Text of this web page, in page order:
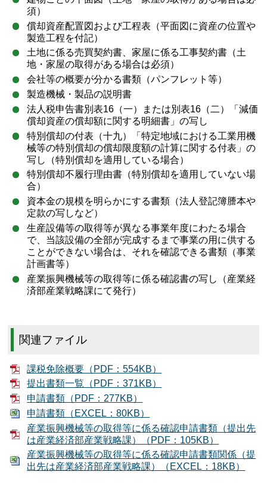
須）
償却資産配置図および工程表（平面図に資産の位置や
製造工程を付記）
土地に係る売買契約書、家屋に係る工事契約書（土
地・家屋の取得がある場合は必須）
会社等の概要が分かる書類（パンフレット等）
製造機械・製品の説明書
法人税申告書別表16（一）または別表16（二）「減価
償却資産の償却額に関する明細書」の写し
特別償却の付表（十九）「特定地域における工業用機
械等の特別償却の償却限度額の計算に関する付表」の
写し（特別償却を適用している場合）
特別償却不履行理由書（特別償却を適用していない場
合）
資本金の規模を明らかにする書類（法人登記簿謄本や
定款の写しなど）
生産設備等の取得等が異なる事業年度にわたる場合
で、当該設備の全部が完成するまで事業の用に供する
ことができない場合は、それを確認できる書類（事業
計画書等）
産業振興機械等の取得等に係る確認書の写し（産業経
済部産業戦略課にて発行）
関連ファイル
課税免除概要（PDF：554KB）
提出書類一覧（PDF：371KB）
申請書類（PDF：277KB）
申請書類（EXCEL：80KB）
産業振興機械等の取得等に係る確認申請書類（提出先
は産業経済部産業戦略課）（PDF：105KB）
産業振興機械等の取得等に係る確認申請書類関係（提
出先は産業経済部産業戦略課）（EXCEL：18KB）